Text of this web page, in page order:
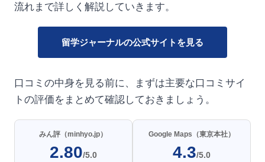
流れまで詳しく解説していきます。
留学ジャーナルの公式サイトを見る
口コミの中身を見る前に、まずは主要な口コミサイ
トの評価をまとめて確認しておきましょう。
みん評（minhyo.jp）
2.80/5.0
Google Maps（東京本社）
4.3/5.0